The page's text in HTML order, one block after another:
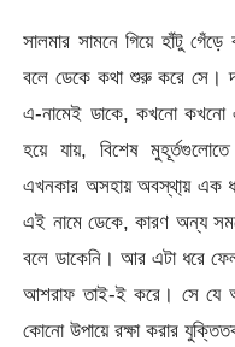
সালমার সামনে গিয়ে হাঁটু
বলে ডেকে কথা শুরু করে সে।
এ-নামেই ডাকে, কখনো কখনো
হয়ে যায়, বিশেষ
এখনকার অসহায় অবস্থা্য় এক
এই নামে ডেকে, কারণ অন্য
বলে ডাকেনি। আর এটা ধরে
আশরাফ তাই-ই করে। সে যে
কোনো উপায়ে রক্ষা করার